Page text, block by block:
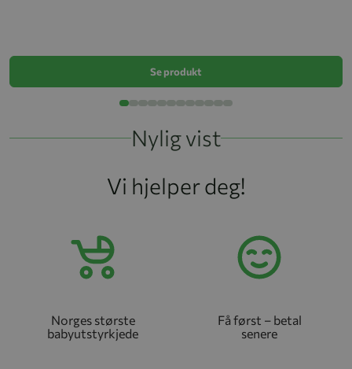
Se produkt
Nylig vist
Vi hjelper deg!
Norges største
babyutstyrkjede
Få først – betal
senere